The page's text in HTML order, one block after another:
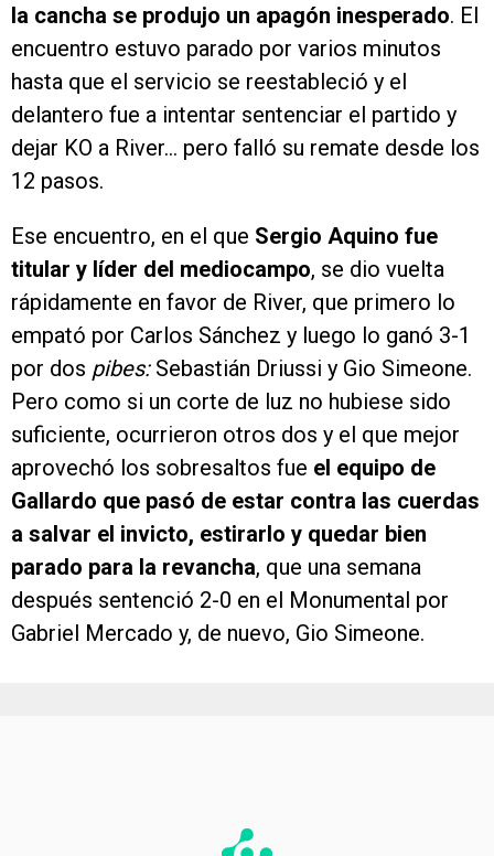
la cancha se produjo un apagón inesperado. El
encuentro estuvo parado por varios minutos
hasta que el servicio se reestableció y el
delantero fue a intentar sentenciar el partido y
dejar KO a River… pero falló su remate desde los
12 pasos.
Ese encuentro, en el que Sergio Aquino fue
titular y líder del mediocampo, se dio vuelta
rápidamente en favor de River, que primero lo
empató por Carlos Sánchez y luego lo ganó 3-1
por dos pibes:Sebastián Driussi y Gio Simeone.
Pero como si un corte de luz no hubiese sido
suficiente, ocurrieron otros dos y el que mejor
aprovechó los sobresaltos fue el equipo de
Gallardo que pasó de estar contra las cuerdas
a salvar el invicto, estirarlo y quedar bien
parado para la revancha, que una semana
después sentenció 2-0 en el Monumental por
Gabriel Mercado y, de nuevo, Gio Simeone.